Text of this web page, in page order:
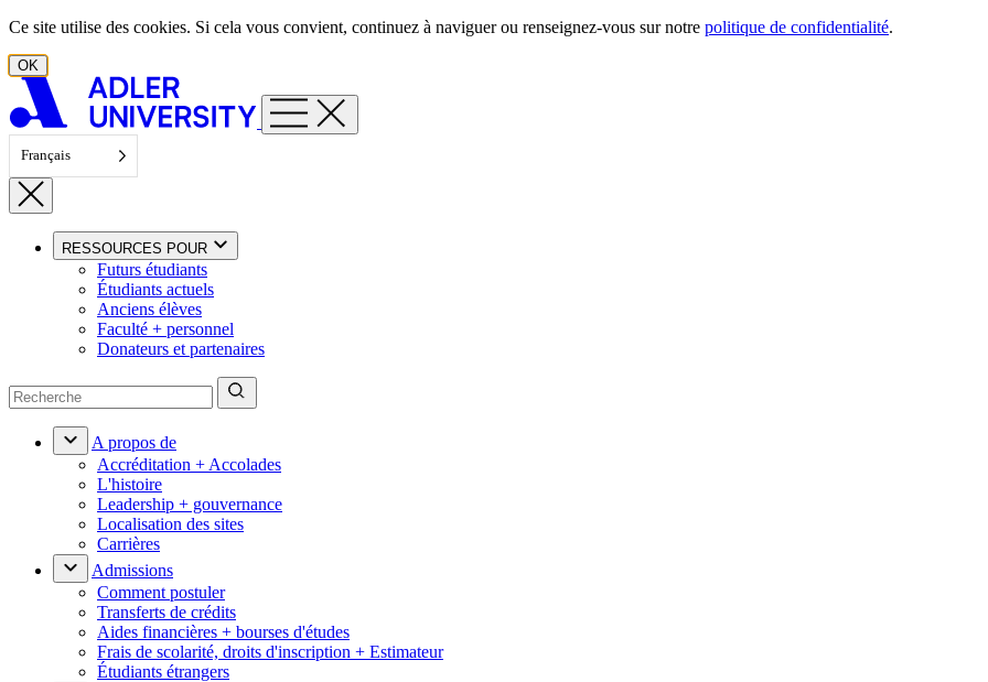
Aller au contenu
Ce site utilise des cookies. Si cela vous convient, continuez à naviguer ou renseignez-vous sur notre politique de confidentialité.
OK
Français
RESSOURCES POUR
Futurs étudiants
Étudiants actuels
Anciens élèves
Faculté + personnel
Donateurs et partenaires
A propos de
Accréditation + Accolades
L'histoire
Leadership + gouvernance
Localisation des sites
Carrières
Admissions
Comment postuler
Transferts de crédits
Aides financières + bourses d'études
Frais de scolarité, droits d'inscription + Estimateur
Étudiants étrangers